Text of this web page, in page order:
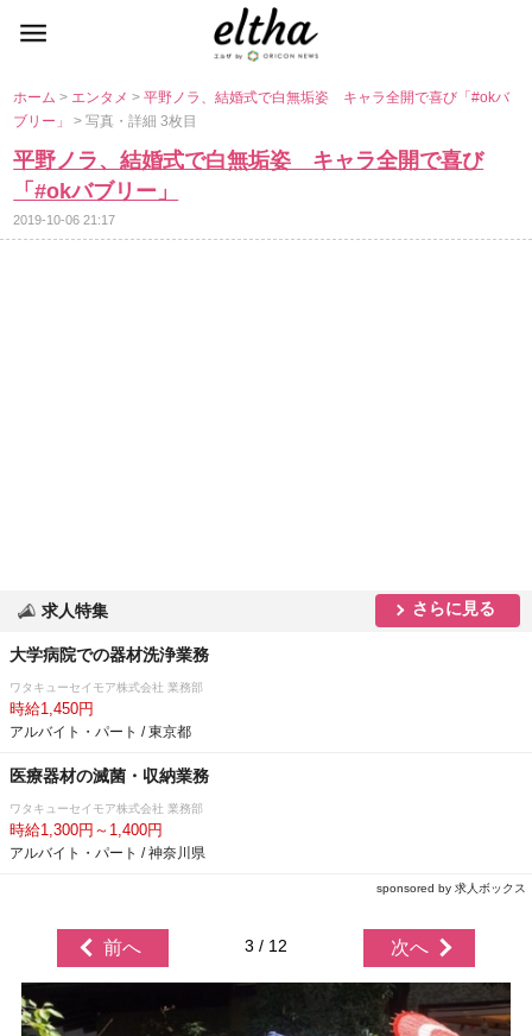
ホーム> エンタメ>平野ノラ、結婚式で白無垢姿 キャラ全開で喜び「#okバ
ブリー」> 写真・詳細 3枚目
平野ノラ、結婚式で白無垢姿 キャラ全開で喜び
「#okバブリー」
2019-10-06 21:17
求人特集 さらに見る
大学病院での器材洗浄業務
ワタキューセイモア株式会社 業務部
時給1,450円
アルバイト・パート / 東京都
医療器材の滅菌・収納業務
ワタキューセイモア株式会社 業務部
時給1,300円～1,400円
アルバイト・パート / 神奈川県
sponsored by 求人ボックス
前へ 3 / 12 次へ